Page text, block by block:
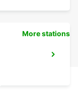
More stations